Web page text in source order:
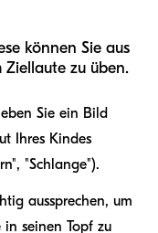
können Sie aus
Ziellaute zu üben.
Sie ein Bild
Ihres Kindes
"Schlange").
aussprechen, um
seinen Topf zu